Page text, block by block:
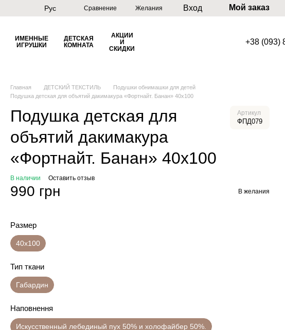
Рус Сравнение Желания Вход Мой заказ
ИМЕННЫЕ
ИГРУШКИ
ДЕТСКАЯ
КОМНАТА
АКЦИИ
И
СКИДКИ
+38 (093)
Главная ДЕТСКИЙ ТЕКСТИЛЬ
Подушки обнимашки для детей
Подушка детская для объятий дакимакура «Фортнайт. Банан» 40х100
Подушка детская для
объятий дакимакура
«Фортнайт. Банан» 40х100
Артикул
ФПД079
В наличии Оставить отзыв
990 грн В желания
Размер
40х100
Тип ткани
Габардин
Наповнення
Искусственный лебединый пух 50% и холофайбер 50%.